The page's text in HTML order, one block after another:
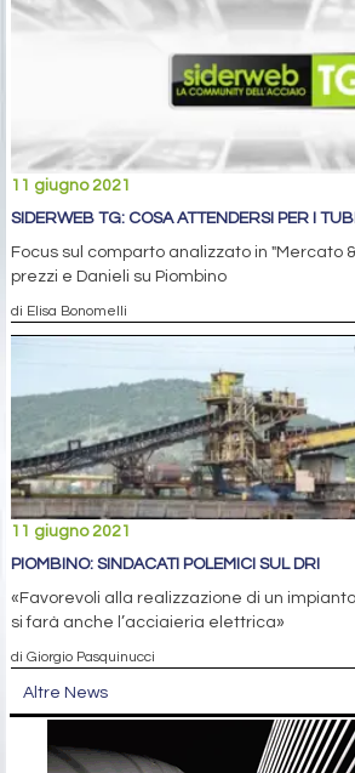
11 giugno 2021
SIDERWEB TG: COSA ATTENDERSI PER I
Focus sul comparto analizzato in "Mercato
prezzi e Danieli su Piombino
di Elisa Bonomelli
11 giugno 2021
PIOMBINO: SINDACATI POLEMICI SUL DRI
«Favorevoli alla realizzazione di un
si farà anche l’acciaieria elettrica»
di Giorgio Pasquinucci
Altre News